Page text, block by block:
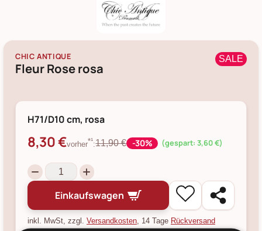
SALE
CHIC ANTIQUE
Fleur Rose rosa
H71/D10 cm, rosa
8,30 €vorher*¹:11,90 € -30% (gespart: 3,60 €)
Einkaufswagen
inkl. MwSt, zzgl. Versandkosten, 14 Tage Rückversand